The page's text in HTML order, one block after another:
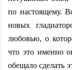
по настоящему.
новых
любовью, о
что это именно
обещало сделать